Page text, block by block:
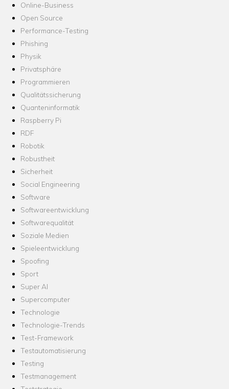
Online-Business
Open Source
Performance-Testing
Phishing
Physik
Privatsphäre
Programmieren
Qualitätssicherung
Quanteninformatik
Raspberry Pi
RDF
Robotik
Robustheit
Sicherheit
Social Engineering
Software
Softwareentwicklung
Softwarequalität
Soziale Medien
Spieleentwicklung
Spoofing
Sport
Super AI
Supercomputer
Technologie
Technologie-Trends
Test-Framework
Testautomatisierung
Testing
Testmanagement